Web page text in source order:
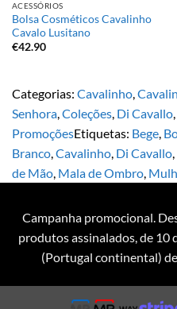
ACESSÓRIOS
Bolsa Cosméticos Cavalinho
Cavalo Lusitano
€42.90
Categorias: Cavalinho,
Senhora,Coleções, Di Cavallo,
PromoçõesEtiquetas: Bege,
Branco,Cavalinho, Di Cavallo,
de Mão, Mala de Ombro,
Campanha promocional.
produtos assinalados, de 10
(Portugal continental)